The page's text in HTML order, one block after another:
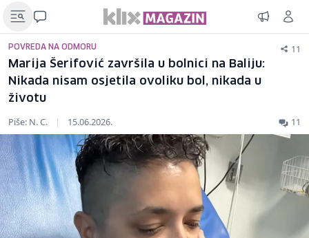
POVREDA NA ODMORU 11
Marija Šerifović završila u bolnici na Baliju:
Nikada nisam osjetila ovoliku bol, nikada u
životu
Piše: N. C. | 15.06.2026. 11